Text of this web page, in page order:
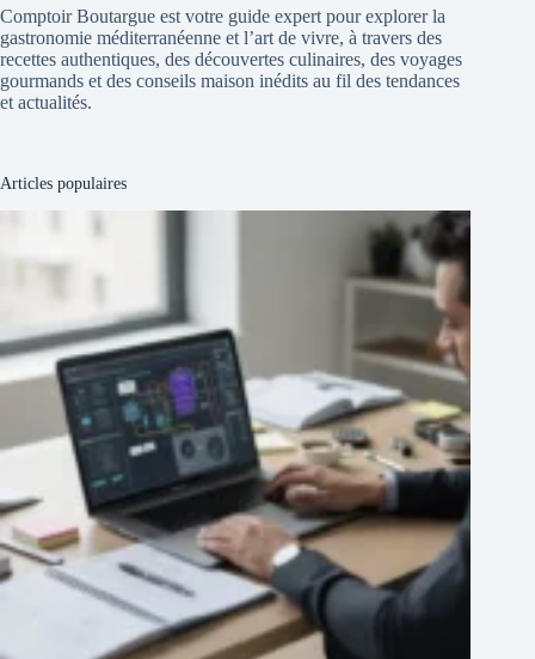
Comptoir Boutargue est votre guide expert pour explorer la
gastronomie méditerranéenne et l’art de vivre, à travers des
recettes authentiques, des découvertes culinaires, des voyages
gourmands et des conseils maison inédits au fil des tendances
et actualités.
Articles populaires